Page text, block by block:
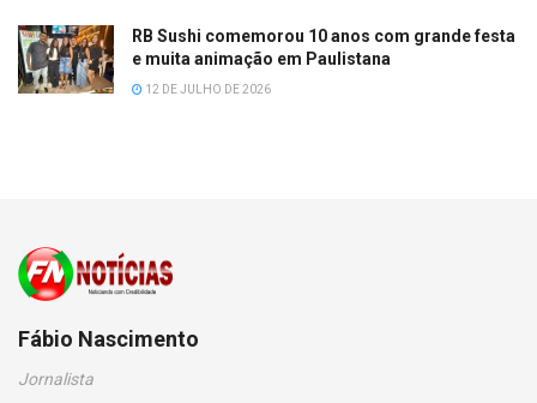
RB Sushi comemorou 10 anos com grande festa
e muita animação em Paulistana
12 DE JULHO DE 2026
Fábio Nascimento
Jornalista